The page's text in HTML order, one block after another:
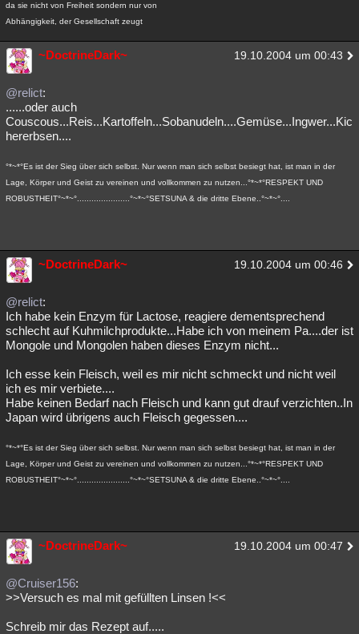
da sie nicht von Freiheit sondern nur von
Abhängigkeit, der Gesellschaft zeugt
~DoctrineDark~ 19.10.2004 um 00:43
@relict:
......oder auch
Couscous...Reis...Kartoffeln...Sobanudeln....Gemüse...Ingwer...Kic
hererbsen....
°*~*°Es ist der Sieg über sich selbst. Nur wenn man sich selbst besiegt hat, ist man in der
Lage, Körper und Geist zu vereinen und vollkommen zu nutzen...°*~*°RESPEKT UND
ROBUSTHEIT°~*~°......................°~*~°SETSUNA & die dritte Ebene..°~*~°....
~DoctrineDark~ 19.10.2004 um 00:46
@relict:
Ich habe kein Enzym für Lactose, reagiere dementsprechend
schlecht auf Kuhmilchprodukte...Habe ich von meinem Pa....der ist
Mongole und Mongolen haben dieses Enzym nicht...
Ich esse kein Fleisch, weil es mir nicht schmeckt und nicht weil
ich es mir verbiete....
Habe keinen Bedarf nach Fleisch und kann gut drauf verzichten..In
Japan wird übrigens auch Fleisch gegessen....
°*~*°Es ist der Sieg über sich selbst. Nur wenn man sich selbst besiegt hat, ist man in der
Lage, Körper und Geist zu vereinen und vollkommen zu nutzen...°*~*°RESPEKT UND
ROBUSTHEIT°~*~°......................°~*~°SETSUNA & die dritte Ebene..°~*~°....
~DoctrineDark~ 19.10.2004 um 00:47
@Cruiser156:
>>Versuch es mal mit gefüllten Linsen !<<
Schreib mir das Rezept auf.....